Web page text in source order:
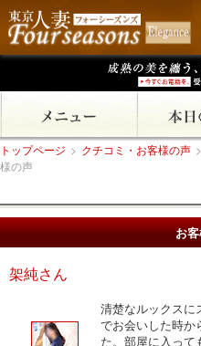
トップページ > クチコミ・お客様の声 >
様の声
お
架純さん
清楚なルックスに
でお会いした時か
た。部屋に入って